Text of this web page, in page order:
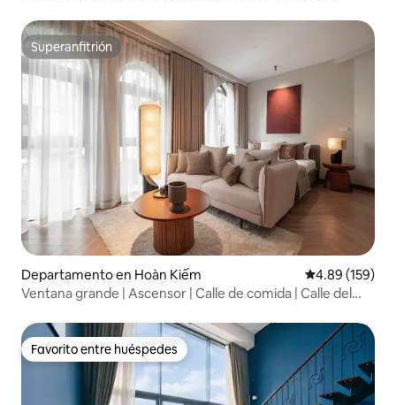
Superanfitrión
Superanfitrión
Departamento en Hoàn Kiếm Calificación
4.89 (159)
Ventana grande | Ascensor | Calle de comida | Calle del
Favorito entre huéspedes
Favorito entre huéspedes